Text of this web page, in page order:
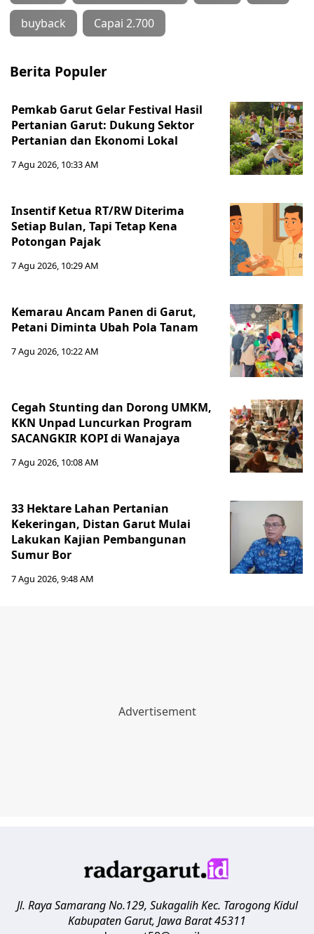
buyback Capai 2.700
Berita Populer
Pemkab Garut Gelar Festival Hasil
Pertanian Garut: Dukung Sektor
Pertanian dan Ekonomi Lokal
7 Agu 2026, 10:33 AM
Insentif Ketua RT/RW Diterima
Setiap Bulan, Tapi Tetap Kena
Potongan Pajak
7 Agu 2026, 10:29 AM
Kemarau Ancam Panen di Garut,
Petani Diminta Ubah Pola Tanam
7 Agu 2026, 10:22 AM
Cegah Stunting dan Dorong UMKM,
KKN Unpad Luncurkan Program
SACANGKIR KOPI di Wanajaya
7 Agu 2026, 10:08 AM
33 Hektare Lahan Pertanian
Kekeringan, Distan Garut Mulai
Lakukan Kajian Pembangunan
Sumur Bor
7 Agu 2026, 9:48 AM
Jl. Raya Samarang No.129, Sukagalih Kec. Tarogong Kidul
Kabupaten Garut, Jawa Barat45311